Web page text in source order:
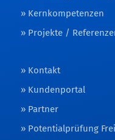
Kernkompetenzen
Projekte /
Kontakt
Kundenportal
Partner
Potentialprüfung